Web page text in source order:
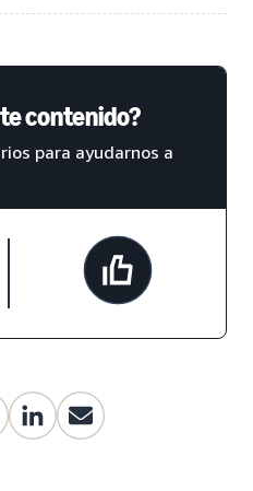
contenido?
para ayudarnos a